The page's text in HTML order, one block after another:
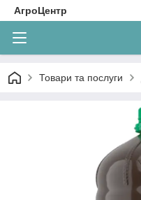
АгроЦентр
Товари та послуги